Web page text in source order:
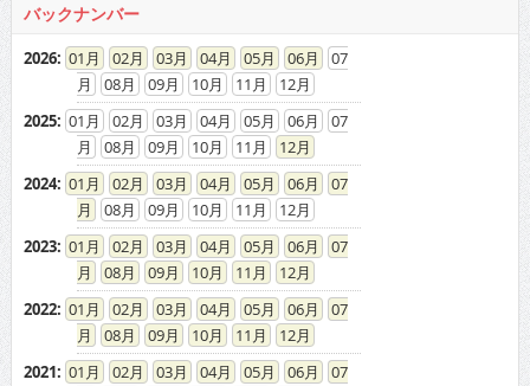
バックナンバー
2026: 01 02 03 04 05 06
07
08
09 10 11
12
2025: 01 02 03 04 05 06
07
08
09 10 11
12
2024: 01 02 03 04 05 06
07
08
09 10 11
12
2023: 01 02 03 04 05 06
07
08
09 10 11
12
2022: 01 02 03 04 05 06
07
08
09 10 11
12
2021: 01 02 03 04 05 06
07